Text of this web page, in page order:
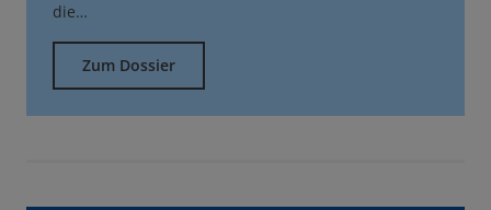
die…
Zum Dossier